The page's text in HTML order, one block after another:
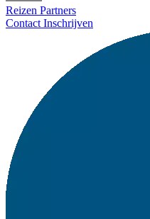
Reizen Partners
Contact Inschrijven